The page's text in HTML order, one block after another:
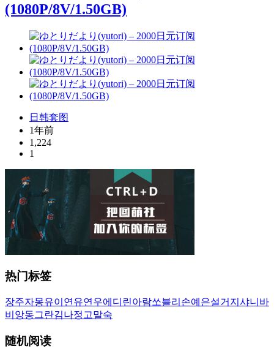
(1080P/8V/1.50GB)
日韩套图
1年前
1,224
1
热门标签
장주자몽유이 연유연우에디린아람쏘블리 손예은설거지 샤니 바
비앙동그란김나정 고말숙
随机阅读